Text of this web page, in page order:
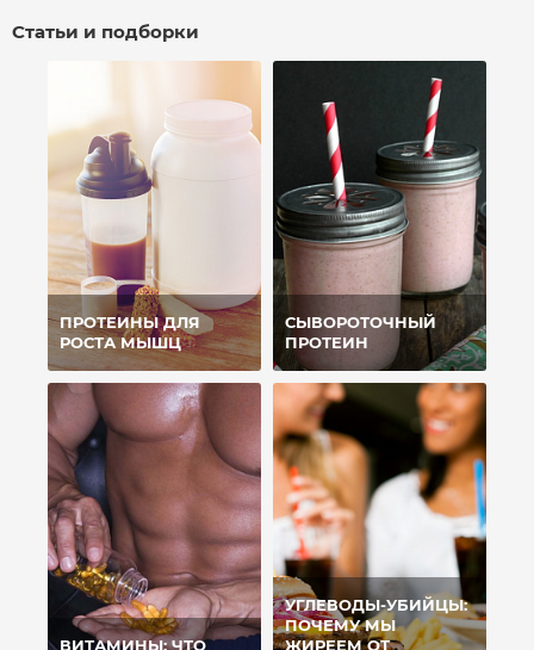
Статьи и подборки
ПРОТЕИНЫ ДЛЯ
РОСТА МЫШЦ
СЫВОРОТОЧНЫЙ
ПРОТЕИН
ВИТАМИНЫ: ЧТО
УГЛЕВОДЫ-УБИЙЦЫ:
ПОЧЕМУ МЫ
ЖИРЕЕМ ОТ